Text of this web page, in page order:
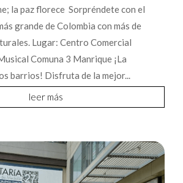
la paz florece Sorpréndete con el
grande de Colombia con más de
Lugar: Centro Comercial
Comuna 3 Manrique ¡La
barrios! Disfruta de la mejor...
leer más